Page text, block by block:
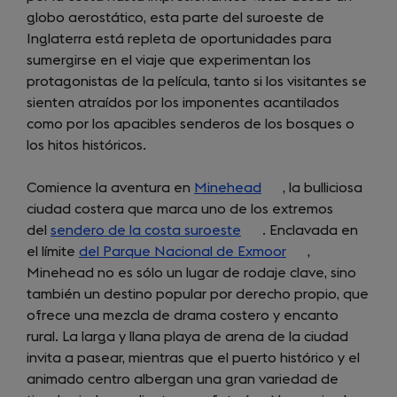
a
new
tab)
globo aerostático, esta parte del suroeste de
Inglaterra está repleta de oportunidades para
sumergirse en el viaje que experimentan los
protagonistas de la película, tanto si los visitantes se
sienten atraídos por los imponentes acantilados
como por los apacibles senderos de los bosques o
los hitos históricos.
Comience la aventura en Minehead
(opens
in
a
new
tab)
, la bulliciosa
ciudad costera que marca uno de los extremos
del sendero de la costa suroeste (opens
in
a
new
tab)
. Enclavada en
el límite del Parque Nacional de Exmoor (opens
in
a
new
tab)
,
Minehead no es sólo un lugar de rodaje clave, sino
también un destino popular por derecho propio, que
ofrece una mezcla de drama costero y encanto
rural. La larga y llana playa de arena de la ciudad
invita a pasear, mientras que el puerto histórico y el
animado centro albergan una gran variedad de